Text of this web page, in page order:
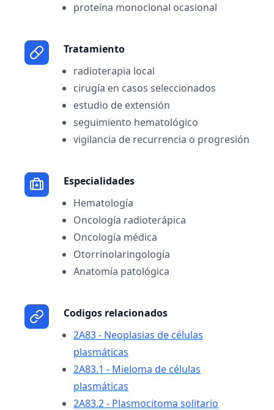
proteína monoclonal ocasional
Tratamiento
radioterapia local
cirugía en casos seleccionados
estudio de extensión
seguimiento hematológico
vigilancia de recurrencia o progresión
Especialidades
Hematología
Oncología radioterápica
Oncología médica
Otorrinolaringología
Anatomía patológica
Codigos relacionados
2A83 - Neoplasias de células
plasmáticas
2A83.1 - Mieloma de células
plasmáticas
2A83.2 - Plasmocitoma solitario